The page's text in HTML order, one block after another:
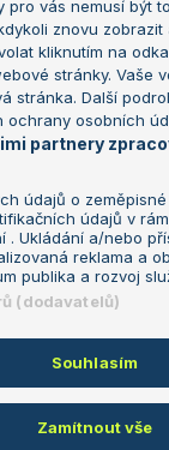
Nastavení
Reklama
Informace o
údajů
pro vás nemusí být
znovu zobrazit
kliknutím na
stránky. Vaše
stránka. Další
ochrany osobních
partnery
údajů o
údajů v
. Ukládání a/nebo
reklama a
publika a rozvoj
(dodavatelů)
Souhlasím
Zamítnout vše